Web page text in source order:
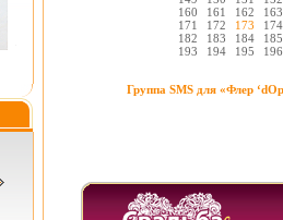
160
161 162
163
171
172 173
174
182
183 184
185
193
194 195 196
Группа SMS для «Флер